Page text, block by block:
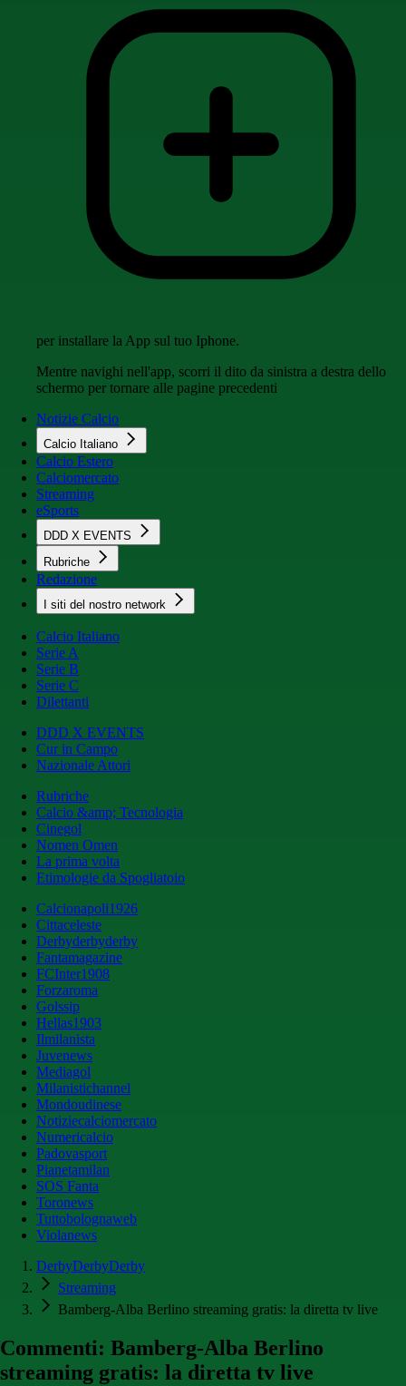
per installare la App sul tuo Iphone.
Mentre navighi nell'app, scorri il dito da sinistra a destra dello
schermo per tornare alle pagine precedenti
Notizie Calcio
Calcio Italiano
Calcio Estero
Calciomercato
Streaming
eSports
DDD X EVENTS
Rubriche
Redazione
I siti del nostro network
Calcio Italiano
Serie A
Serie B
Serie C
Dilettanti
DDD X EVENTS
Cur in Campo
Nazionale Attori
Rubriche
Calcio &amp; Tecnologia
Cinegol
Nomen Omen
La prima volta
Etimologie da Spogliatoio
Calcionapoli1926
Cittaceleste
Derbyderbyderby
Fantamagazine
FCInter1908
Forzaroma
Golssip
Hellas1903
Ilmilanista
Juvenews
Mediagol
Milanistichannel
Mondoudinese
Notiziecalciomercato
Numericalcio
Padovasport
Pianetamilan
SOS Fanta
Toronews
Tuttobolognaweb
Violanews
DerbyDerbyDerby
Streaming
Bamberg-Alba Berlino streaming gratis: la diretta tv live
Commenti: Bamberg-Alba Berlino
streaming gratis: la diretta tv live